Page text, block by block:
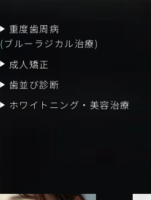
重度歯周病
(ブルーラジカル治療)
成人矯正
歯並び診断
ホワイトニング・美容治療